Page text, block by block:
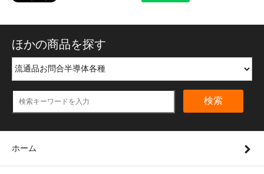
ほかの商品を探す
検索
ホーム